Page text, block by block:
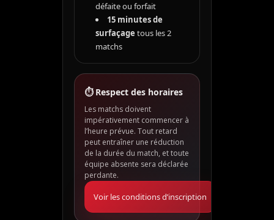
défaite ou forfait
15 minutes de
surfaçage tous les 2
matchs
⏱ Respect des horaires
Les matchs doivent
impérativement commencer à
l’heure prévue. Tout retard
peut entraîner une réduction
de la durée du match, et toute
équipe absente sera déclarée
perdante.
Voir les conditions d’inscription